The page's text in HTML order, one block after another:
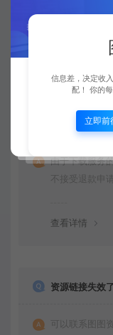
源码、模板等
购买后可以退
由于下载服务
不接受退款申
查看详情
资源链接失效
可以联系图图
信息差，决定收
配！ 你的
立即前